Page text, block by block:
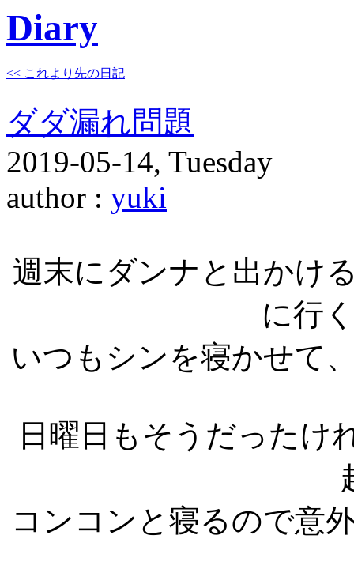
Diary
<< これより先の日記
ダダ漏れ問題
2019-05-14, Tuesday
author : yuki
週末にダンナと出かけ
に行
いつもシンを寝かせて
日曜日もそうだったけ
コンコンと寝るので意